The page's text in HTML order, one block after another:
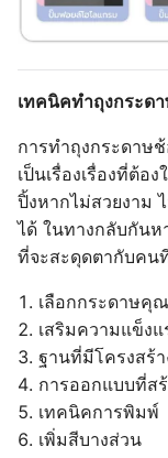
เทคนิคทำถุงกระด
การทำถุงกระดาษ
เป็นเรื่องเรื่องที่ต้อ
ปิ้งหากไม่สวยงาม
ได้ ในทางกลับกันห
ที่จะสะดุดตากับคน
เลือกกระดาษคุ
เสริมความแข็ง
ฐานที่มีโครงสร้า
การออกแบบที่ส
เทคนิคการพิมพ์
เพิ่มสีบางส่วน